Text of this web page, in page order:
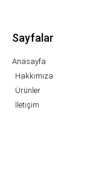
Sayfalar
Anasayfa
Hakkımıza
Ürünler
İletişim